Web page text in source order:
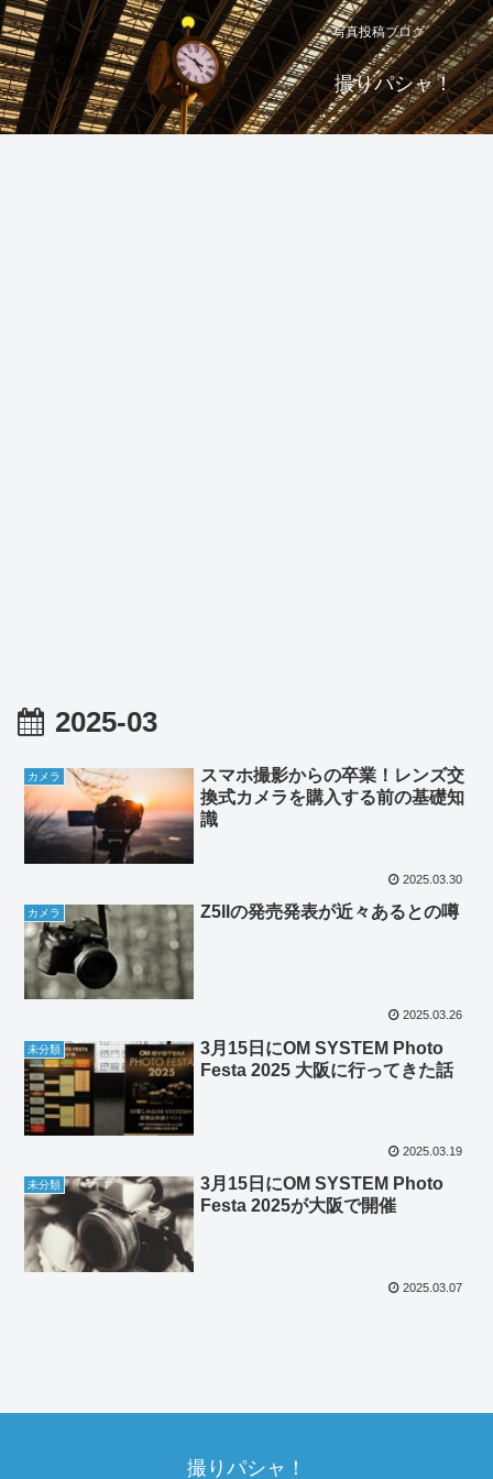
写真投稿ブログ
撮りパシャ！
2025-03
カメラ
スマホ撮影からの卒業！レンズ交
換式カメラを購入する前の基礎知
識
2025.03.30
カメラ Z5IIの発売発表が近々あるとの噂
2025.03.26
未分類
3月15日にOM SYSTEM Photo
Festa 2025 大阪に行ってきた話
2025.03.19
未分類
3月15日にOM SYSTEM Photo
Festa 2025が大阪で開催
2025.03.07
撮りパシャ！